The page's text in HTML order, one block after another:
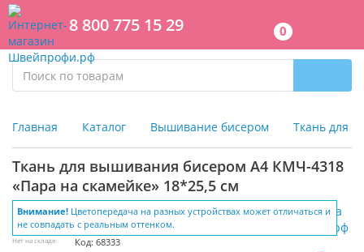
8 800 775 15 29 0
Главная Каталог Вышивание бисером Ткань для
Ткань для вышивания бисером А4 КМЧ-4318
«Пара на скамейке» 18*25,5 см
Внимание! Цветопередача на разных устройствах может отличаться и
не совпадать с реальным оттенком.
Нет на складе Код: 68333